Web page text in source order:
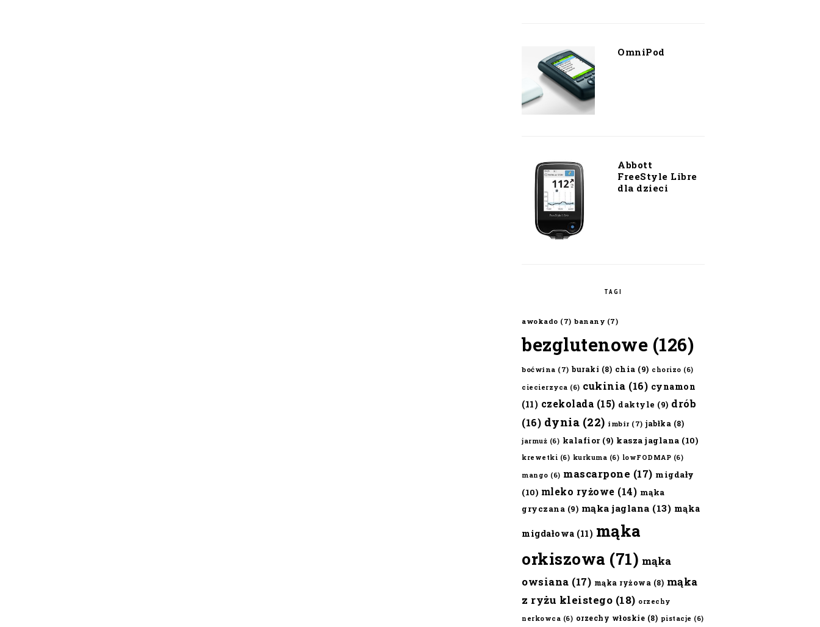
OmniPod
Abbott
FreeStyle Libre
dla dzieci
TAGI
awokado (7) banany (7)
bezglutenowe (126)
boćwina (7) buraki (8) chia (9) chorizo (6)
ciecierzyca (6) cukinia (16) cynamon
(11) czekolada (15) daktyle (9) drób
(16) dynia (22) imbir (7) jabłka (8)
jarmuż (6) kalafior(9) kasza jaglana (10)
krewetki (6) kurkuma (6) lowFODMAP (6)
mango (6) mascarpone (17) migdały
(10) mleko ryżowe (14) mąka
gryczana (9) mąka jaglana (13) mąka
migdałowa (11) mąka
orkiszowa (71) mąka
owsiana (17) mąka ryżowa (8) mąka
z ryżu kleistego (18) orzechy
nerkowca (6) orzechy włoskie (8) pistacje (6)